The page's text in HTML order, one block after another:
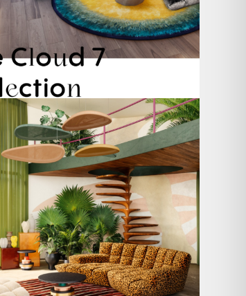
Take a walk on the wild side. 🐆
Anlässlich...
104 1